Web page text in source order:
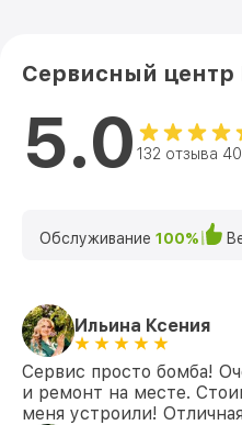
Сервисный центр
5.0 132 отзыва
Обслуживание 100%
Ильина Ксения
Сервис просто бомба!
и ремонт на месте.
меня устроили!